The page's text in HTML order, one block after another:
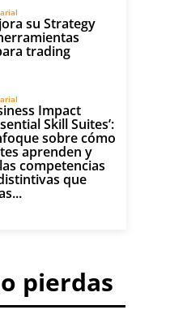
su Strategy
trading
Impact
Skill Suites’:
sobre cómo
aprenden y
competencias
que
pierdas